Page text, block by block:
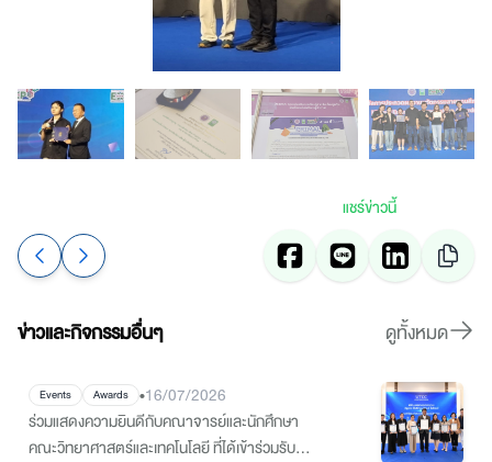
แชร์ข่าวนี้
ข่าวและกิจกรรมอื่นๆ ดูทั้งหมด
Events Awards •16/07/2026
ร่วมแสดงความยินดีกับคณาจารย์และนักศึกษา
คณะวิทยาศาสตร์และเทคโนโลยี ที่ได้เข้าร่วมรับ